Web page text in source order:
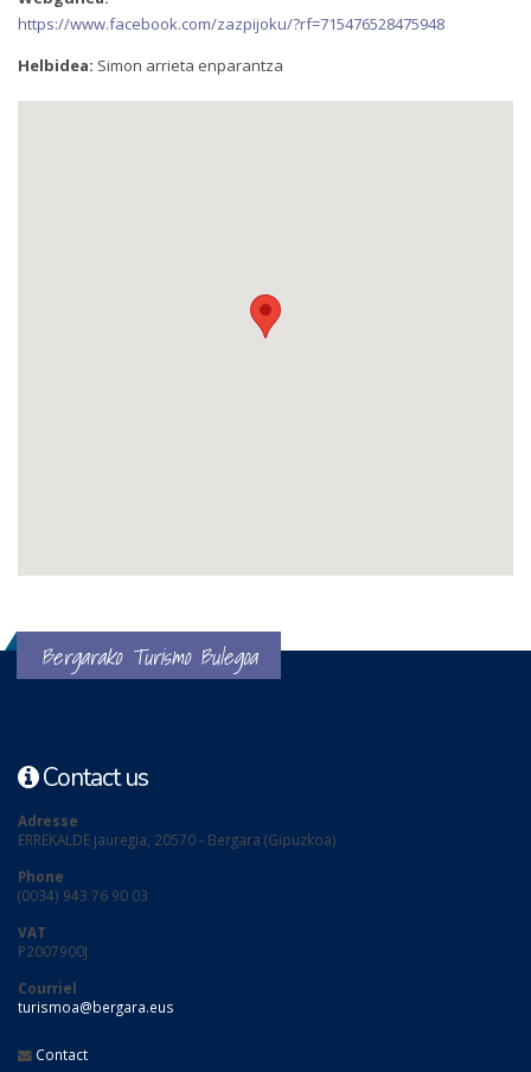
https://www.facebook.com/zazpijoku/?rf=715476528475948
Helbidea: Simon arrieta enparantza
Bergarako Turismo Bulegoa
Contact us
Adresse
ERREKALDE jauregia, 20570 - Bergara (Gipuzkoa)
Phone
(0034) 943 76 90 03
VAT
P2007900J
Courriel
turismoa@bergara.eus
Contact